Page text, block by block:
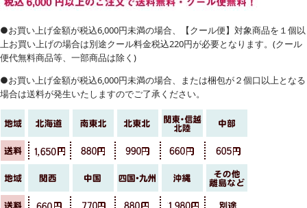
●お買い上げ金額が税込6,000円未満の場合、【クール便】対象商品を１個以
上お買い上げの場合は別途クール料金税込220円が必要となります。(クール
便代無料商品等、一部商品は除く)
●お買い上げ金額が税込6,000円未満の場合、または梱包が２個口以上となる
場合は送料が発生いたしますのでご了承ください。